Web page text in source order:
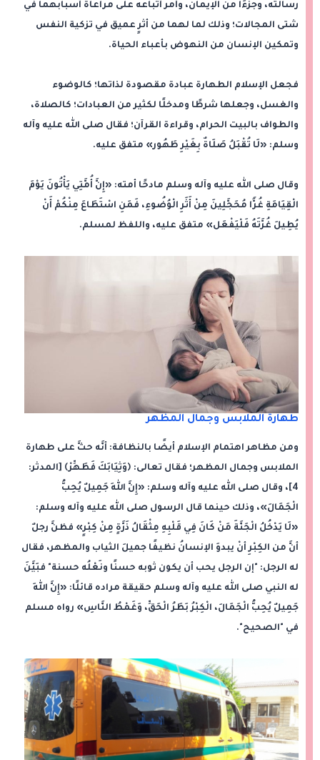
رسالته، وجزءًا من الإيمان، وأمر أتباعه على مراعاة أسبابهما في
شتى المجالات؛ وذلك لما لهما من أثرٍ عميق في تزكية النفس
وتمكين الإنسان من النهوض بأعباء الحياة.
فجعل الإسلام الطهارة عبادة مقصودة لذاتها؛ كالوضوء
والغسل، وجعلها شرطًا ومدخلًا لكثير من العبادات؛ كالصلاة،
والطواف بالبيت الحرام، وقراءة القرآن؛ فقال صلى الله عليه وآله
وسلم: «لَا تُقْبَلُ صَلَاةٌ بِغَيْرِ طَهُور» متفق عليه.
وقال صلى الله عليه وآله وسلم مادحًا أمته: «إِنَّ أُمَّتِي يَأْتُونَ يَوْمَ
الْقِيَامَةِ غُرًّا مُحَجَّلِينَ مِنْ أَثَرِ الْوُضُوءِ، فَمَنِ اسْتَطَاعَ مِنْكُمْ أَنْ
يُطِيلَ غُرَّتَهُ فَلْيَفْعَل» متفق عليه، واللفظ لمسلم.
طهارة الملابس وجمال المظهر
ومن مظاهر اهتمام الإسلام أيضًا بالنظافة: أنَّه حثَّ على طهارة
الملابس وجمال المظهر؛ فقال تعالى: ﴿وَثِيَابَكَ فَطَهِّرْ﴾ [المدثر:
4]، وقال صلى الله عليه وآله وسلم: «إِنَّ اللهَ جَمِيلٌ يُحِبُّ
الْجَمَالَ»، وذلك حينما قال الرسول صلى الله عليه وآله وسلم:
«لَا يَدْخُلُ الْجَنَّةَ مَنْ كَانَ فِي قَلْبِهِ مِثْقَالُ ذَرَّةٍ مِنْ كِبْرٍ» فظنَّ رجلٌ
أنَّ من الكِبْرِ أنْ يبدوَ الإنسانُ نظيفًا جميلَ الثياب والمظهر، فقال
له الرجل: "إن الرجل يحب أن يكون ثوبه حسنًا ونَعْلُه حسنة" فبَيَّنَ
له النبي صلى الله عليه وآله وسلم حقيقة مراده قائلًا: «إِنَّ اللهَ
جَمِيلٌ يُحِبُّ الْجَمَالَ، الْكِبْرُ بَطَرُ الْحَقِّ، وَغَمْطُ النَّاسِ» رواه مسلم
في "الصحيح".